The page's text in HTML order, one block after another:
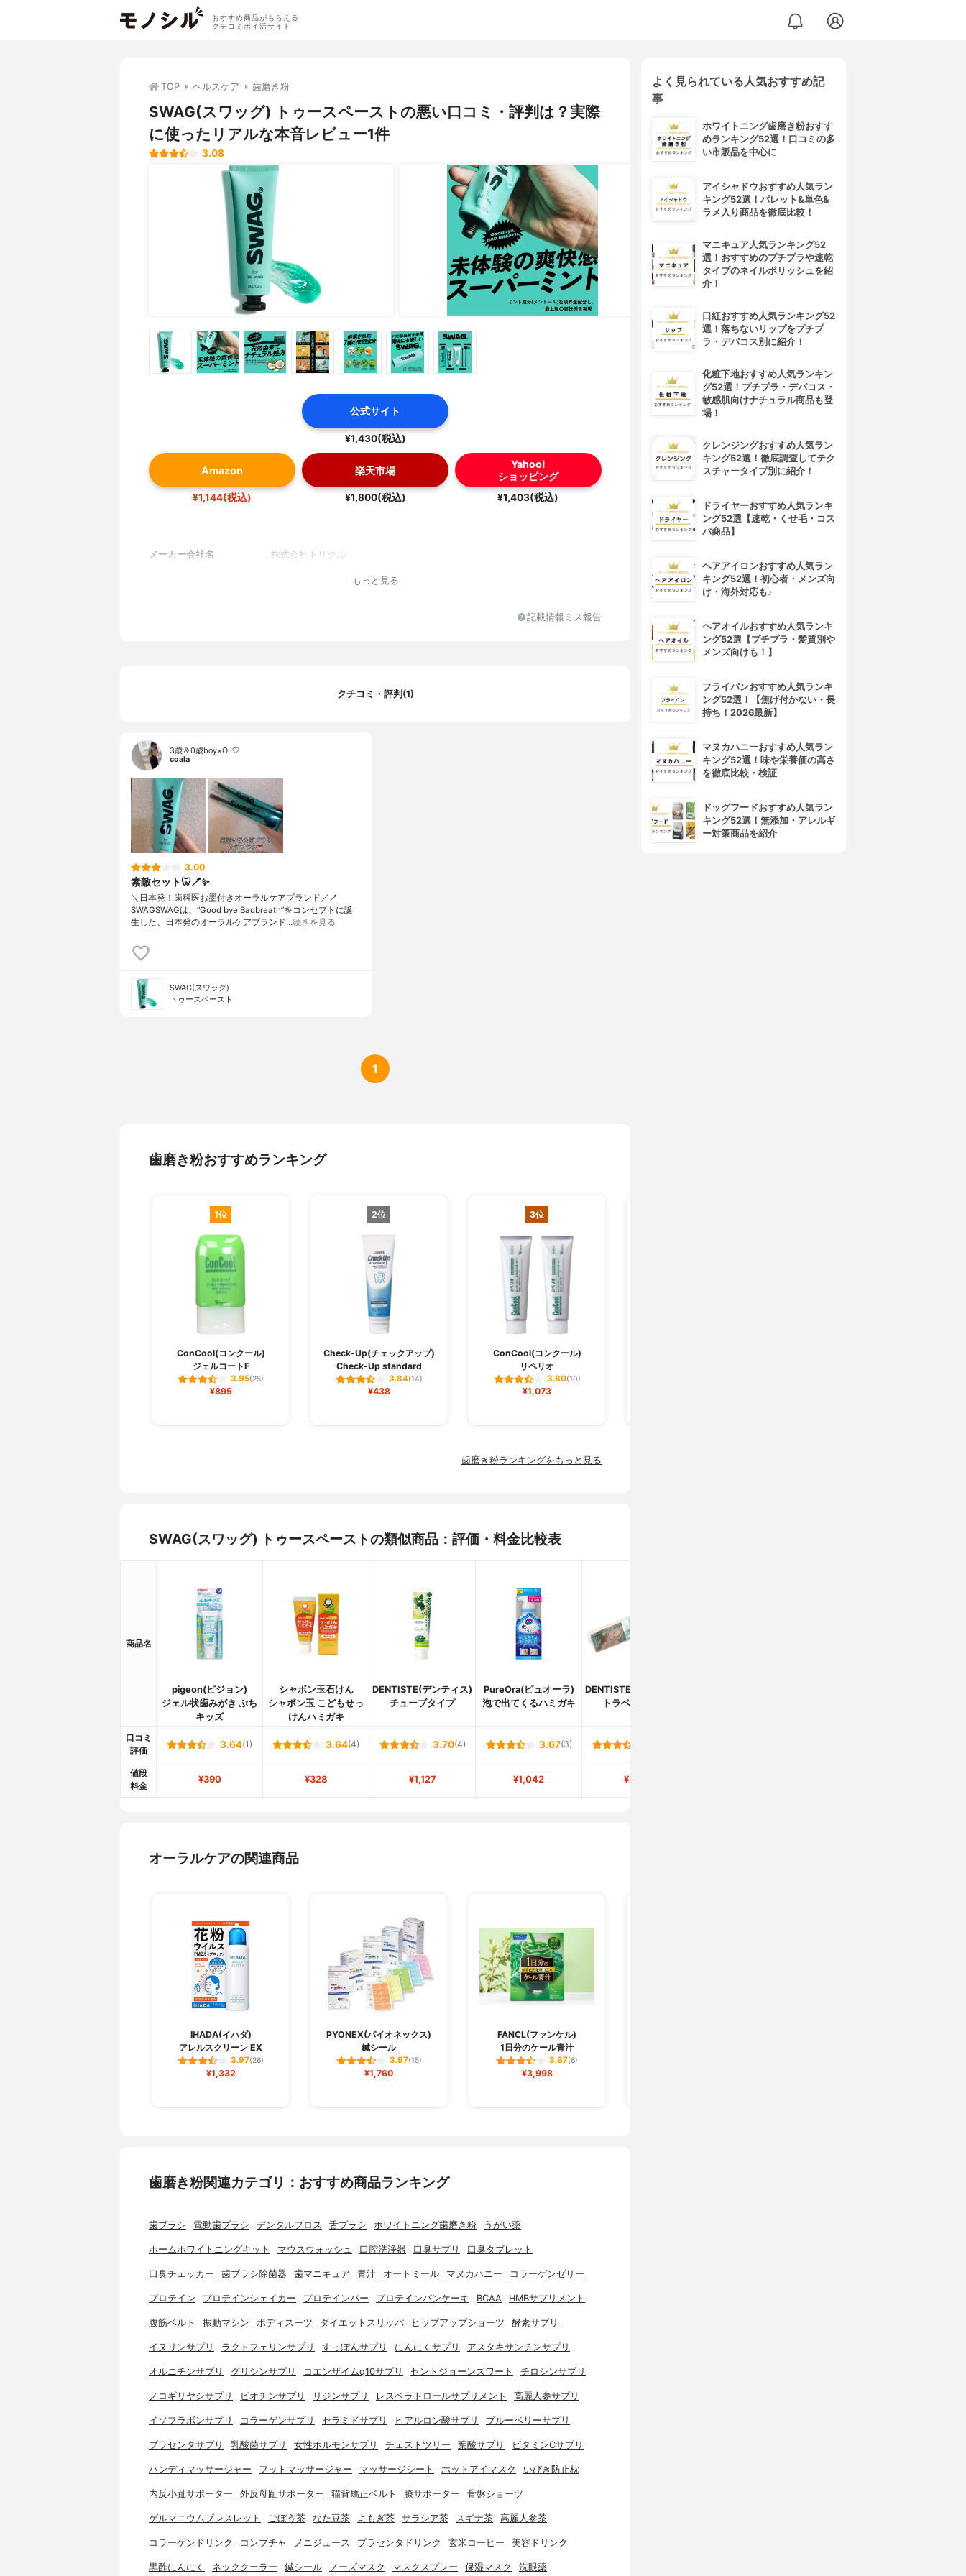
おすすめ商品がもらえる
クチコミポイ活サイト
TOP ヘルスケア 歯磨き粉
SWAG(スワッグ) トゥースペーストの悪い口コミ・評判は？実際
に使ったリアルな本音レビュー1件
3.08
公式サイト
¥1,430(税込)
Amazon
¥1,144(税込)
楽天市場
¥1,800(税込)
Yahoo!
ショッピング
¥1,403(税込)
メーカー会社名 株式会社トリクル
もっと見る
記載情報ミス報告
クチコミ・評判(1)
3歳＆0歳boy×OL🤍
coala
3.00
素敵セット🦷🪥✨
＼日本発！歯科医お墨付きオーラルケアブランド／🪥
SWAGSWAGは、“Good bye Badbreath”をコンセプトに誕
生した、日本発のオーラルケアブランド…続きを見る
SWAG(スワッグ)
トゥースペースト
1
歯磨き粉おすすめランキング
1位
ConCool(コンクール)
ジェルコートF
3.95(25)
¥895
2位
Check-Up(チェックアップ)
Check-Up standard
3.84(14)
¥438
3位
ConCool(コンクール)
リペリオ
3.80(10)
¥1,073
歯磨き粉ランキングをもっと見る
SWAG(スワッグ) トゥースペーストの類似商品：評価・料金比較表
商品名
pigeon(ピジョン)
ジェル状歯みがき ぷち
キッズ
シャボン玉石けん
シャボン玉 こどもせっ
けんハミガキ
DENTISTE(デンティス)
チューブタイプ
PureOra(ピュオーラ)
泡で出てくるハミガキ
DENTISTE(デンティス)
トラベルセット
口コミ
評価
3.64(1) 3.64(4) 3.70(4) 3.67(3)
値段
料金
¥390 ¥328 ¥1,127 ¥1,042 ¥509
オーラルケアの関連商品
IHADA(イハダ)
アレルスクリーン EX
3.97(26)
¥1,332
PYONEX(パイオネックス)
鍼シール
3.97(15)
¥1,760
FANCL(ファンケル)
1日分のケール青汁
3.87(6)
¥3,998
歯磨き粉関連カテゴリ：おすすめ商品ランキング
歯ブラシ 電動歯ブラシ デンタルフロス 舌ブラシ ホワイトニング歯磨き粉 うがい薬
ホームホワイトニングキット マウスウォッシュ 口腔洗浄器 口臭サプリ 口臭タブレット
口臭チェッカー 歯ブラシ除菌器 歯マニキュア 青汁 オートミール マヌカハニー コラーゲンゼリー
プロテイン プロテインシェイカー プロテインバー プロテインパンケーキ BCAA HMBサプリメント
腹筋ベルト 振動マシン ボディスーツ ダイエットスリッパ ヒップアップショーツ 酵素サプリ
イヌリンサプリ ラクトフェリンサプリ すっぽんサプリ にんにくサプリ アスタキサンチンサプリ
オルニチンサプリ グリシンサプリ コエンザイムq10サプリ セントジョーンズワート チロシンサプリ
ノコギリヤシサプリ ビオチンサプリ リジンサプリ レスベラトロールサプリメント 高麗人参サプリ
イソフラボンサプリ コラーゲンサプリ セラミドサプリ ヒアルロン酸サプリ ブルーベリーサプリ
プラセンタサプリ 乳酸菌サプリ 女性ホルモンサプリ チェストツリー 葉酸サプリ ビタミンCサプリ
ハンディマッサージャー フットマッサージャー マッサージシート ホットアイマスク いびき防止枕
内反小趾サポーター 外反母趾サポーター 猫背矯正ベルト 膝サポーター 骨盤ショーツ
ゲルマニウムブレスレット ごぼう茶 なた豆茶 よもぎ茶 サラシア茶 スギナ茶 高麗人参茶
コラーゲンドリンク コンブチャ ノニジュース プラセンタドリンク 玄米コーヒー 美容ドリンク
黒酢にんにく ネッククーラー 鍼シール ノーズマスク マスクスプレー 保湿マスク 洗眼薬
よく見られている人気おすすめ記
事
ホワイトニング歯磨き粉おすす
めランキング52選！口コミの多
い市販品を中心に
アイシャドウおすすめ人気ラン
キング52選！パレット&単色&
ラメ入り商品を徹底比較！
マニキュア人気ランキング52
選！おすすめのプチプラや速乾
タイプのネイルポリッシュを紹
介！
口紅おすすめ人気ランキング52
選！落ちないリップをプチプ
ラ・デパコス別に紹介！
化粧下地おすすめ人気ランキン
グ52選！プチプラ・デパコス・
敏感肌向けナチュラル商品も登
場！
クレンジングおすすめ人気ラン
キング52選！徹底調査してテク
スチャータイプ別に紹介！
ドライヤーおすすめ人気ランキ
ング52選【速乾・くせ毛・コス
パ商品】
ヘアアイロンおすすめ人気ラン
キング52選！初心者・メンズ向
け・海外対応も♪
ヘアオイルおすすめ人気ランキ
ング52選【プチプラ・髪質別や
メンズ向けも！】
フライパンおすすめ人気ランキ
ング52選！【焦げ付かない・長
持ち！2026最新】
マヌカハニーおすすめ人気ラン
キング52選！味や栄養価の高さ
を徹底比較・検証
ドッグフードおすすめ人気ラン
キング52選！無添加・アレルギ
ー対策商品を紹介